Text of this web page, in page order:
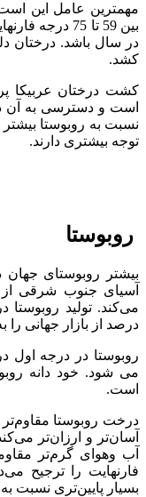
مهمترین عامل این است
در سال باشد. درختان
کشد.
کشت درختان عربیکا
است و دسترسی به آن
نسبت به روبوستا
توجه بیشتری دارند.
روبوستا
بیشتر روبوستای
آسیای جنوب شرقی از
درصد از بازار جهانی
روبوستا در درجه اول
می شود. خود دانه
است.
درخت روبوستا
آسان‌تر و ارزان‌تر
فارنهایت را ترجیح
بسیار پایین‌تری نسبت